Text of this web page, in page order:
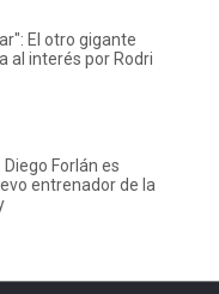
El otro gigante
al interés por Rodri
Forlán es
entrenador de la